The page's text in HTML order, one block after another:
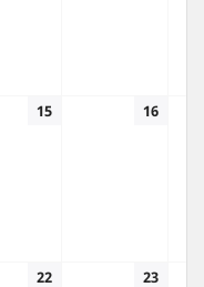
15 16
22 23